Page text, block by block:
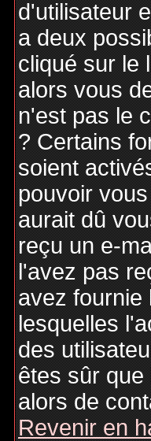
d'utilisateur
a deux
cliqué sur le
alors vous
n'est pas le
? Certains
soient
pouvoir
aurait dû
reçu un e-
l'avez pas
avez fournie
lesquelles
des
êtes sûr
alors de
Revenir en